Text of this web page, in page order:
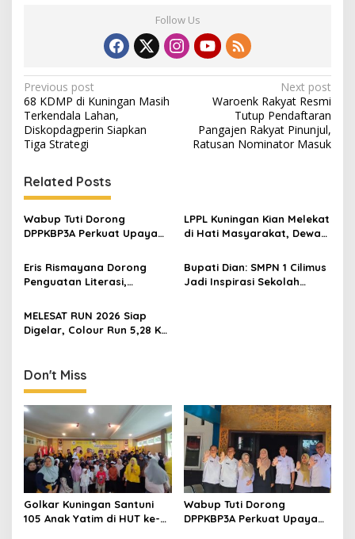
Follow Us
Post
navigation
Previous post
68 KDMP di Kuningan Masih
Terkendala Lahan,
Diskopdagperin Siapkan
Tiga Strategi
Next post
Waroenk Rakyat Resmi
Tutup Pendaftaran
Pangajen Rakyat Pinunjul,
Ratusan Nominator Masuk
Related Posts
Wabup Tuti Dorong
DPPKBP3A Perkuat Upaya
Tingkatkan Kesejahteraan
Keluarga
LPPL Kuningan Kian Melekat
di Hati Masyarakat, Dewas
Digital
Eris Rismayana Dorong
Penguatan Literasi,
KKN UIN Sunan Kalijaga di
Sagaranten
Bupati Dian: SMPN 1 Cilimus
Jadi Inspirasi Sekolah
MELESAT RUN 2026 Siap
Digelar, Colour Run 5,28 Km
Don't Miss
Golkar Kuningan Santuni
105 Anak Yatim di HUT ke-
Wabup Tuti Dorong
DPPKBP3A Perkuat Upaya